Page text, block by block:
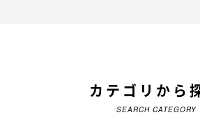
カテゴリから
SEARCH CATEGORY